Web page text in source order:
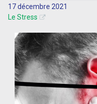
17 décembre 2021
Le Stress